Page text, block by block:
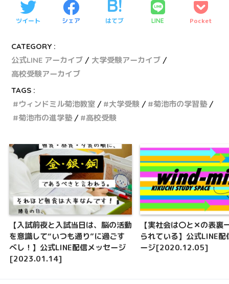
ツイート シェア はてブ LINE Pocket
CATEGORY :
公式LINE アーカイブ
大学受験アーカイブ
高校受験アーカイブ
TAGS :
ウィンドミル菊池教室
大学受験
菊池市の学習塾
菊池市の進学塾
高校受験
【入試前夜と入試当日は、脳の活動
を意識して“いつも通り”に過ごす
べし！】公式LINE配信メッセージ
[2023.01.14]
【実社会は〇と✕の表裏
られている】公式LINE配
ージ[2020.12.05]